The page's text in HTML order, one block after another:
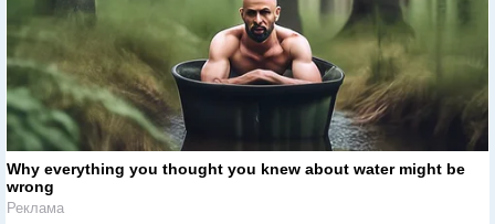
Why everything you thought you knew about water might be
wrong
Реклама